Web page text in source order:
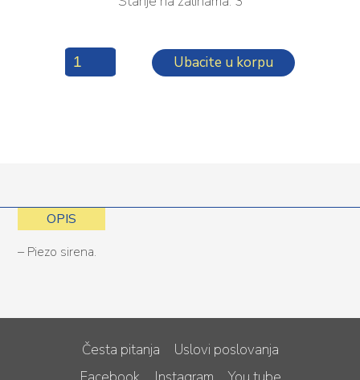
Ubacite u korpu
OPIS
– Piezo sirena.
Česta pitanja
Uslovi poslovanja